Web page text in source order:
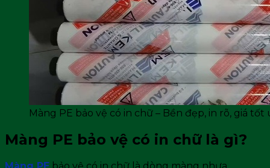
Màng PE bảo vệ có in chữ – Bền đẹp, in rõ, giá tốt
Màng PE bảo vệ có in chữ là gì?
Màng PE bảo vệ có in chữ là dòng màng nhựa